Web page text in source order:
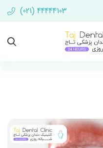
(021) 44444103